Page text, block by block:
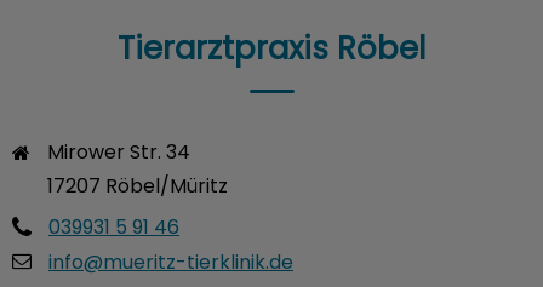
Tierarztpraxis Röbel
Mirower Str. 34
17207 Röbel/Müritz
039931 5 91 46
info@mueritz-tierklinik.de